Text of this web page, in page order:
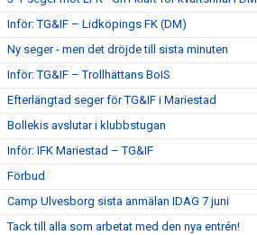
Inför: TG&IF – Lidköpings FK (DM)
Ny seger - men det dröjde till sista minuten
Inför: TG&IF – Trollhättans BoIS
Efterlängtad seger för TG&IF i Mariestad
Bollekis avslutar i klubbstugan
Inför: IFK Mariestad – TG&IF
Förbud
Camp Ulvesborg sista anmälan IDAG 7 juni
Tack till alla som arbetat med den nya entrén!